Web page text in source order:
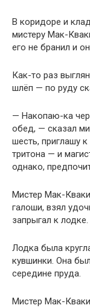
В коридоре и
мистеру Мак-
его не бранил и
Как-то раз
шлёп — по руду
— Накопаю-ка
обед, — сказал
шесть, приглашу
тритона — и
однако,
Мистер Мак-
галоши, взял
запрыгал к лодке.
Лодка была
кувшинки. Она
середине пруда.
Мистер Мак-